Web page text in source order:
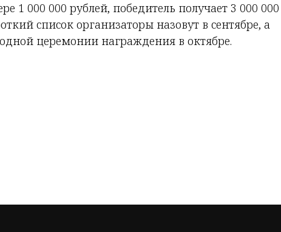
1 000 000 рублей, победитель получает 3 000 000
список организаторы назовут в сентябре, а
церемонии награждения в октябре.